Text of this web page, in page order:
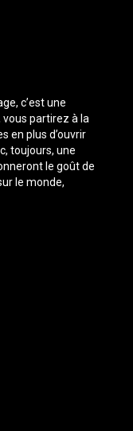
c’est une
partirez à la
en plus d’ouvrir
toujours, une
le goût de
le monde,